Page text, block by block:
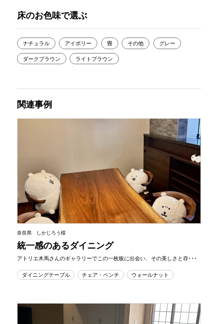
床のお色味で選ぶ
ナチュラル アイボリー 畳 その他 グレー
ダークブラウン ライトブラウン
関連事例
奈良県 しかじろう様
統一感のあるダイニング
アトリエ木馬さんのギャラリーでこの一枚板に出会い、その美しさと存･･･
ダイニングテーブル チェア・ベンチ ウォールナット